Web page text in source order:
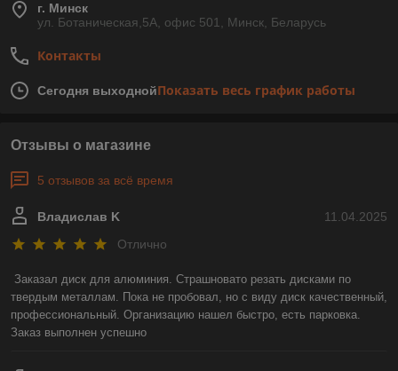
г. Минск
ул. Ботаническая,5А, офис 501, Минск, Беларусь
Контакты
Сегодня выходнойПоказать весь график работы
Отзывы о магазине
5 отзывов за всё время
11.04.2025
Владислав K
Отлично
Заказал диск для алюминия. Страшновато резать дисками по
твердым металлам. Пока не пробовал, но с виду диск качественный,
профессиональный. Организацию нашел быстро, есть парковка.
Заказ выполнен успешно